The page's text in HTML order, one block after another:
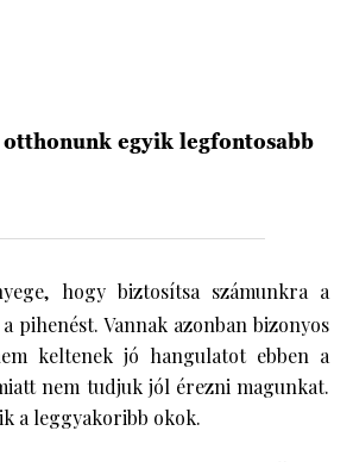
otthonunk egyik legfontosabb
hogy biztosítsa számunkra a
pihenést. Vannak azonban bizonyos
keltenek jó hangulatot ebben a
nem tudjuk jól érezni magunkat.
a leggyakoribb okok.